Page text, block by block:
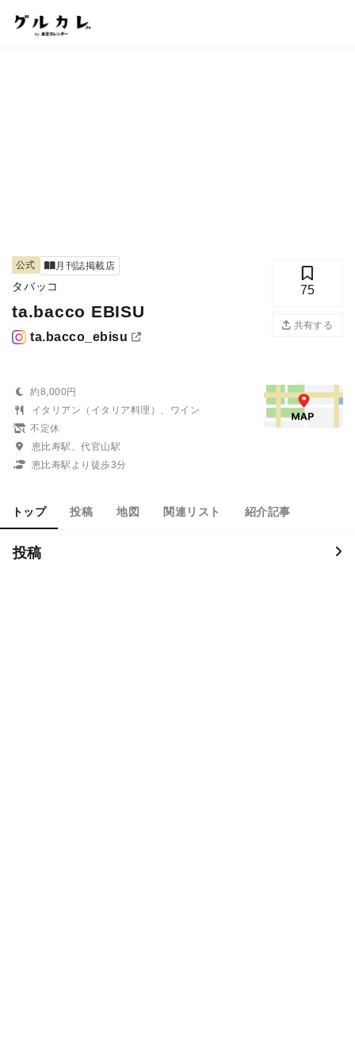
公式 月刊誌掲載店
タバッコ
ta.bacco EBISU
ta.bacco_ebisu
75
共有する
約8,000円
イタリアン（イタリア料理）、ワイン
不定休
恵比寿駅、代官山駅
恵比寿駅より徒歩3分
トップ 投稿 地図 関連リスト 紹介記事
投稿